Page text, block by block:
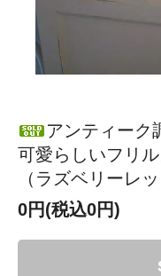
アンティーク
可愛らしいフリ
（ラズベリーレ
0円(税込0円)